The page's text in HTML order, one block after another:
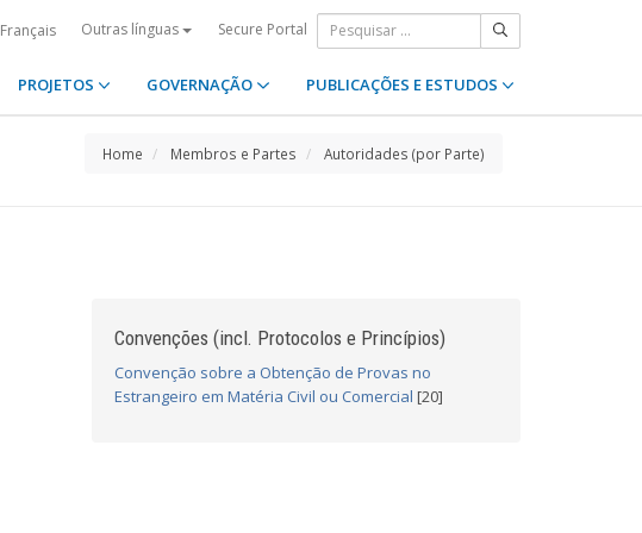
Français Outras línguas Secure Portal
PROJETOS GOVERNAÇÃO PUBLICAÇÕES E ESTUDOS
Home Membros e Partes Autoridades (por Parte)
Convenções (incl. Protocolos e Princípios)
Convenção sobre a Obtenção de Provas no
Estrangeiro em Matéria Civil ou Comercial [20]